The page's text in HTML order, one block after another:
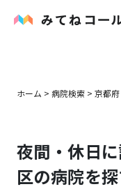
花粉症
ホーム > 病院検索 > 京都府
夜間・休日
区の病院を